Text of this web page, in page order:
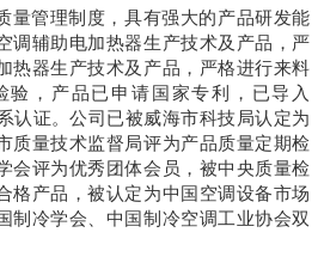
量管理制度，具有强大的产品研发能
调辅助电加热器生产技术及产品，严
热器生产技术及产品，严格进行来料
，产品已申请国家专利，已导入
认证。公司已被威海市科技局认定为
质量技术监督局评为产品质量定期检
会评为优秀团体会员，被中央质量检
格产品，被认定为中国空调设备市场
制冷学会、中国制冷空调工业协会双